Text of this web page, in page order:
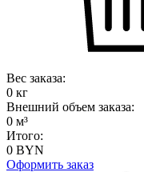
Вес заказа:
0 кг
Внешний объем заказа:
0 м³
Итого:
0 BYN
Оформить заказ